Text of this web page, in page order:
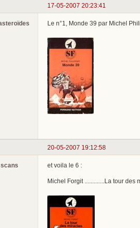
17-05-2007 20:23:41
Le n°1, Monde 39 par Michel
20-05-2007 19:12:58
et voila le 6 :
Michel Forgit .............La tour des